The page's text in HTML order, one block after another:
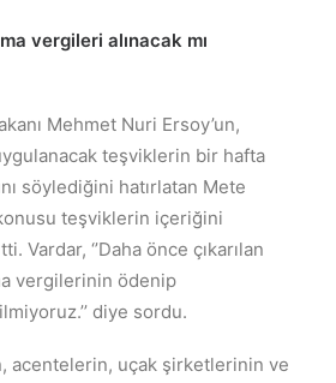
vergileri alınacak mı
Mehmet Nuri Ersoy’un,
teşviklerin bir hafta
söylediğini hatırlatan Mete
teşviklerin içeriğini
Vardar, ‘’Daha önce çıkarılan
vergilerinin ödenip
diye sordu.
acentelerin, uçak şirketlerinin ve